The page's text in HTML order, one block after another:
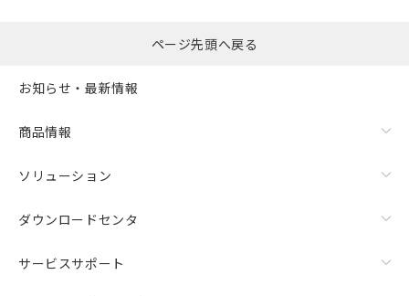
ページ先頭へ戻る
お知らせ・最新情報
商品情報
ソリューション
ダウンロードセンタ
サービスサポート